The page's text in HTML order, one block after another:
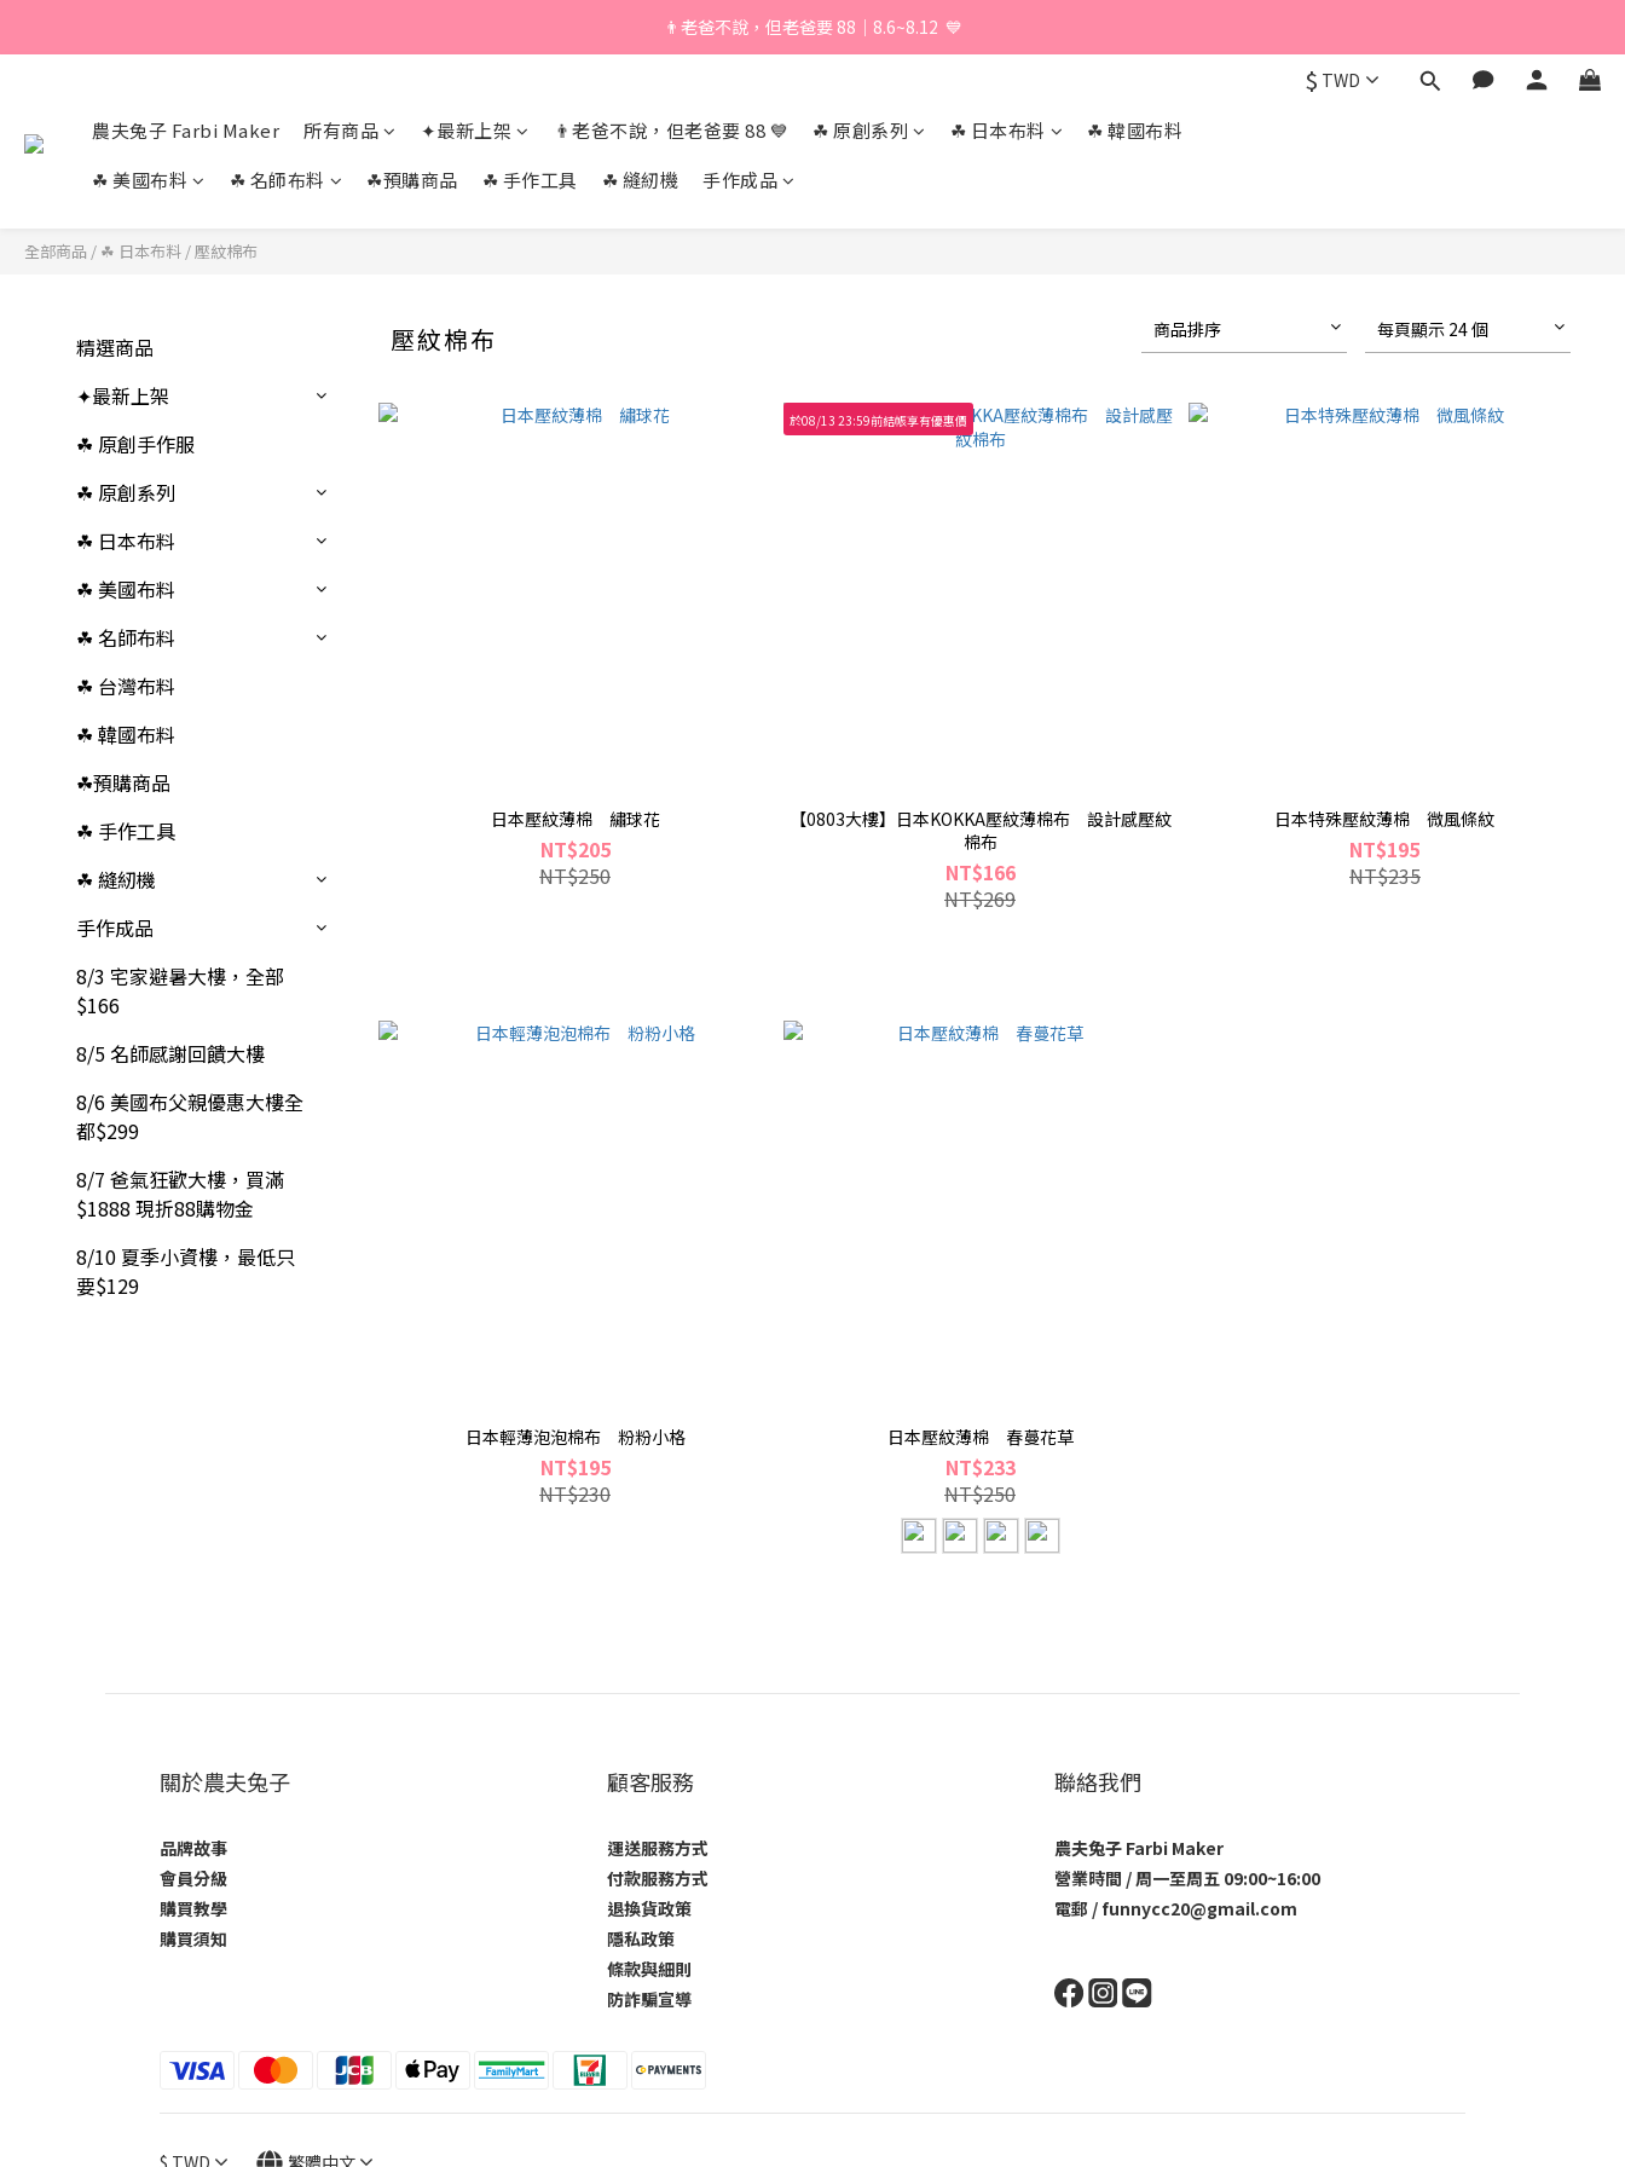
\ 加入會員享獨家折扣 /
👨老爸不說，但老爸要 88｜8.6~8.12  💙
$ TWD
農夫兔子 Farbi Maker 所有商品 ✦最新上架 👨老爸不說，但老爸要 88 💙 ☘︎ 原創系列 ☘︎ 日本布料
☘︎ 韓國布料
☘︎ 美國布料
☘︎ 名師布料 ☘︎預購商品 ☘︎ 手作工具 ☘︎ 縫紉機 手作成品
全部商品 / ☘︎ 日本布料 /壓紋棉布
精選商品
✦最新上架
☘︎ 原創手作服
☘︎ 原創系列
☘︎ 日本布料
☘︎ 美國布料
☘︎ 名師布料
☘︎ 台灣布料
☘︎ 韓國布料
☘︎預購商品
☘︎ 手作工具
☘︎ 縫紉機
手作成品
8/3 宅家避暑大樓，全部
$166
8/5 名師感謝回饋大樓
8/6 美國布父親優惠大樓全
都$299
8/7 爸氣狂歡大樓，買滿
$1888 現折88購物金
8/10 夏季小資樓，最低只
要$129
壓紋棉布 商品排序 每頁顯示 24 個
日本壓紋薄棉 繡球花
NT$205
NT$250
於08/13 23:59前結帳享有優惠價
【0803大樓】日本KOKKA壓紋薄棉布 設計感壓紋
棉布
NT$166
NT$269
日本特殊壓紋薄棉 微風條紋
NT$195
NT$235
日本輕薄泡泡棉布 粉粉小格
NT$195
NT$230
日本壓紋薄棉 春蔓花草
NT$233
NT$250
關於農夫兔子
品牌故事
會員分級
購買教學
購買須知
顧客服務
運送服務方式
付款服務方式
退換貨政策
隱私政策
條款與細則
防詐騙宣導
聯絡我們
農夫兔子 Farbi Maker
營業時間 / 周一至周五 09:00~16:00
電郵 / funnycc20@gmail.com
$ TWD 繁體中文